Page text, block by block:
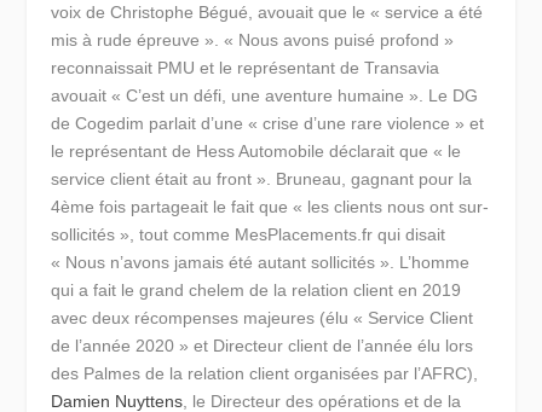
voix de Christophe Bégué, avouait que le« service a été
mis à rude épreuve » « Nous avons puisé profond »
reconnaissait PMU et le représentant de Transavia
avouait« C’est un défi, une aventure humaine » . Le DG
de Cogedim parlait d’une« crise d’une rare violence » et
le représentant de Hess Automobile déclarait que « le
service client était au front ». Bruneau, gagnant pour la
4ème fois partageait le fait que« les clients nous ont sur-
sollicités » tout comme MesPlacements.fr qui disait
« Nous n’avons jamais été autant sollicités ».
L’homme
qui a fait le grand chelem de la relation client en 2019
avec deux récompenses majeures (élu « Service Client
de l’année 2020 » et Directeur client de l’année élu lors
des Palmes de la relation client organisées par l’AFRC),
Damien Nuyttens , le Directeur des opérations et de la